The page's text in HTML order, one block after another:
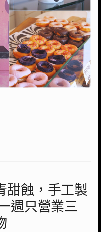
甜蝕，手工製
週只營業三